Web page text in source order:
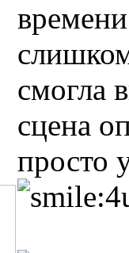
смогла
сцена
просто